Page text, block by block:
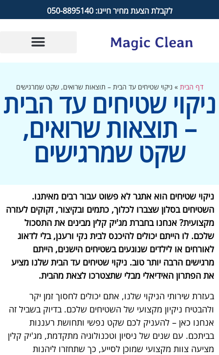
לקבלת הצעת מחיר חייגו: 050-8895140
דף הבית»ניקוי שטיחים עד הבית – תוצאות שרואים, שקט שמרגישים
ניקוי שטיחים עד הבית
– תוצאות שרואים,
שקט שמרגישים
ניקוי שטיחים הוא אתגר לא פשוט עבור רבים מאיתנו.
השטיחים בסלון שצברו לכלוך, כתמים ובקיצור, זקוקים לעזרה
מקצועית? אנחנו בחברת מג'יק קלין מבינים את התסכול
שלכם. לו הייתם יכולים להיכנס לבית נקי ורענן, בלי לדאוג
לאורחים או לילדים שנוגעים בשטיחים הישנים, הייתם
מרגישים הרבה יותר טוב. ניקוי שטיחים עד הבית שלנו מציע
את הפתרון האידיאלי מבלי שתצטרכו לצאת מהבית.
בעזרת שירותי הניקוי שלנו, אתם יכולים לחסוך זמן יקר
ולהבטיח ניקיון מקצועי של השטיחים שלכם. בדיוק בשביל זה
אנחנו כאן – להעניק לכם שקט נפשי ותחושת רעננות
בביתכם. עם שנים של ניסיון וטכנולוגיה מתקדמת, מג'יק קלין
מציעה צוות מקצועי שמוכן לסייע, כך שתחזרו ליהנות